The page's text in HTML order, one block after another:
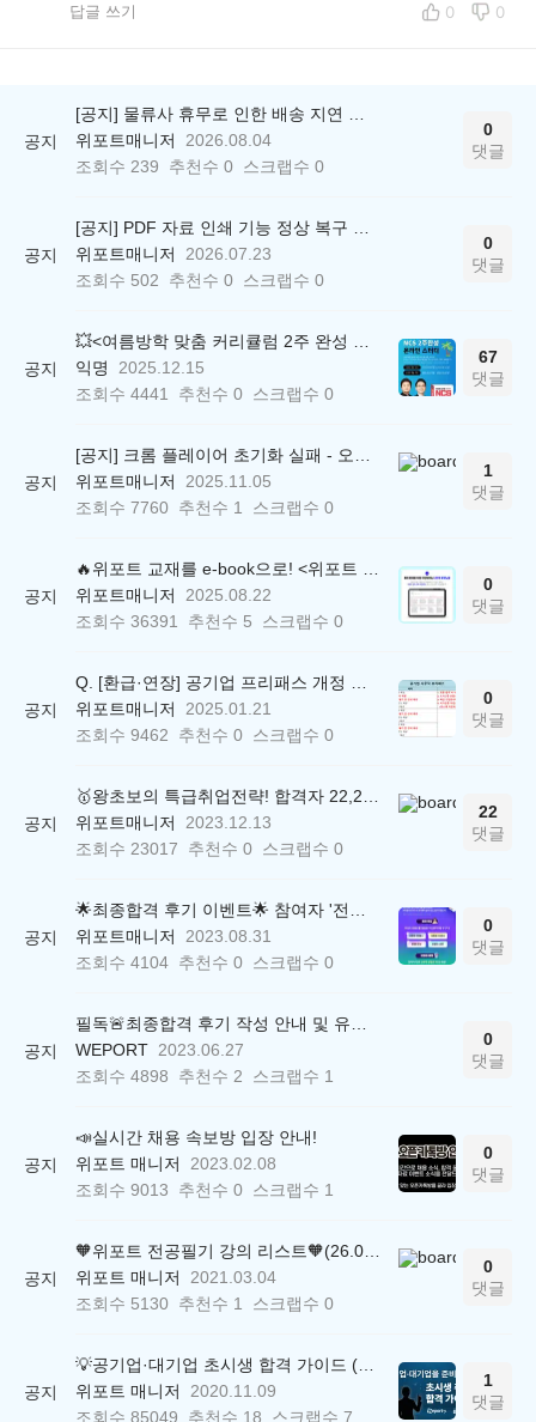
답글 쓰기 0 0
공지
위포트매니저
2026.08.04
조회수 239 추천수 0 스크랩수 0
0
댓글
공지
위포트매니저
2026.07.23
조회수 502 추천수 0 스크랩수 0
0
댓글
공지
익명
2025.12.15
조회수 4441 추천수 0 스크랩수 0
67
댓글
공지
위포트매니저
2025.11.05
조회수 7760 추천수 1 스크랩수 0
1
댓글
공지
위포트매니저
2025.08.22
조회수 36391 추천수 5 스크랩수 0
0
댓글
공지
위포트매니저
2025.01.21
조회수 9462 추천수 0 스크랩수 0
0
댓글
공지
위포트매니저
2023.12.13
조회수 23017 추천수 0 스크랩수 0
22
댓글
공지
위포트매니저
2023.08.31
조회수 4104 추천수 0 스크랩수 0
0
댓글
공지
WEPORT 2023.06.27
조회수 4898 추천수 2 스크랩수 1
0
댓글
공지
📣실시간 채용 속보방 입장 안내!
위포트 매니저
2023.02.08
조회수 9013 추천수 0 스크랩수 1
0
댓글
공지
위포트 매니저
2021.03.04
조회수 5130 추천수 1 스크랩수 0
0
댓글
공지
위포트 매니저
2020.11.09
조회수 85049 추천수 18 스크랩수 7
1
댓글